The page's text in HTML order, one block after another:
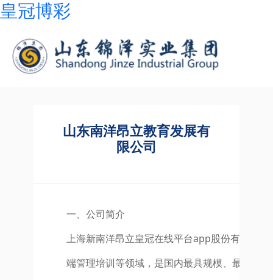
皇冠博彩
山东南洋昂立教育发展有
限公司
一、公司简介
上海新南洋昂立皇冠在线平台app股份有限公
端管理培训等领域，是国内最具规模、最优秀